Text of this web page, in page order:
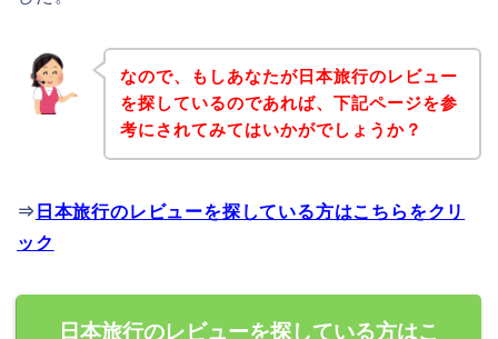
なので、もしあなたが日本旅行のレビュー
を探しているのであれば、下記ページを参
考にされてみてはいかがでしょうか？
⇒ 日本旅行のレビューを探している方はこちらをクリ
ック
日本旅行のレビューを探している方はこ